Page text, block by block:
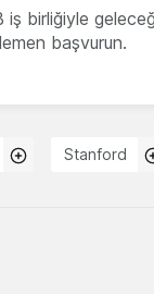
birliğiyle
başvurun.
Stanford